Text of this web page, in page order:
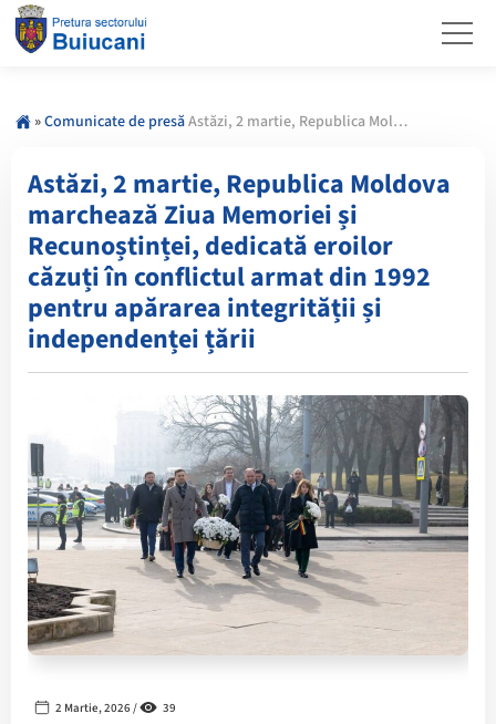
»Comunicate de presă Astăzi, 2 martie, Republica Moldova marchează Ziua Memoriei și Recunoștinței, dedicată eroilor căzuți în conflictul armat din 1992 pentru apărarea integrității și independenței țării
Astăzi, 2 martie, Republica Moldova
marchează Ziua Memoriei și
Recunoștinței, dedicată eroilor
căzuți în conflictul armat din 1992
pentru apărarea integrității și
independenței țării
2 Martie, 2026 / 39